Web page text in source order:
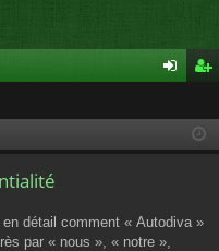
cri
détail comment « Autodiva »
par « nous », « notre »,